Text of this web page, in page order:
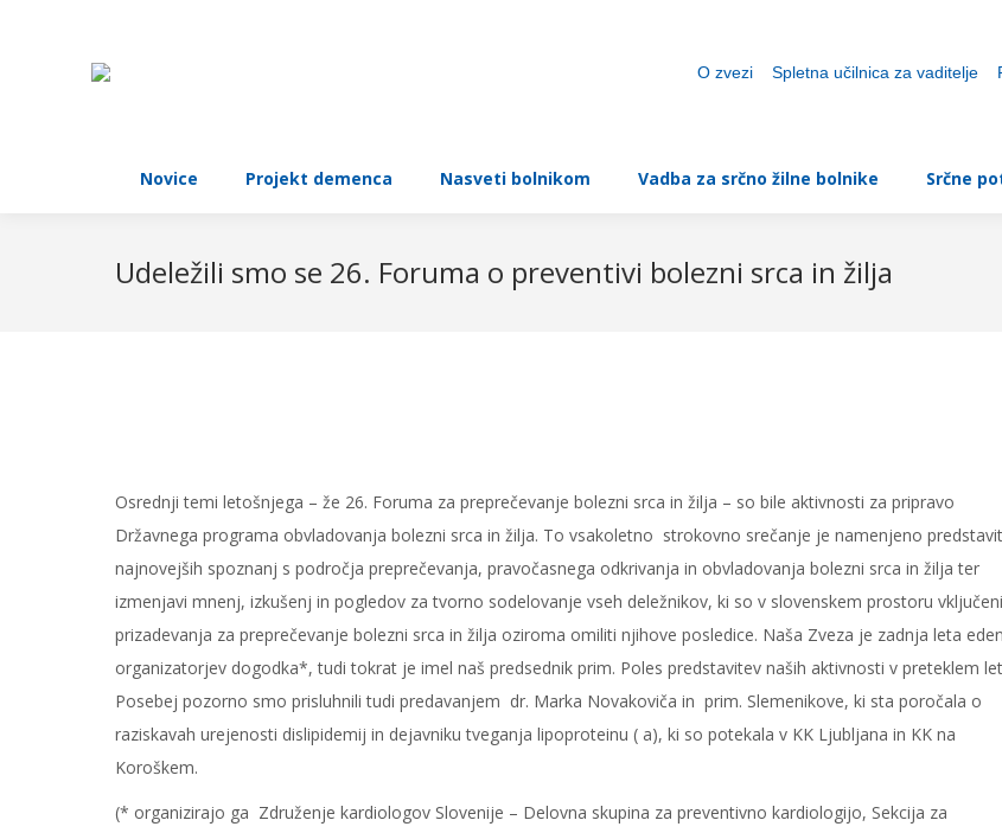
O zvezi Spletna učilnica za vaditelje
Novice Projekt demenca Nasveti bolnikom Vadba za srčno žilne bolnike Srčne
Udeležili smo se 26. Foruma o preventivi bolezni srca in žilja
Osrednji temi letošnjega – že 26. Foruma za preprečevanje bolezni srca in žilja – so bile aktivnosti za pripravo
Državnega programa obvladovanja bolezni srca in žilja. To vsakoletno strokovno srečanje je namenjeno
najnovejših spoznanj s področja preprečevanja, pravočasnega odkrivanja in obvladovanja bolezni srca in žilja ter
izmenjavi mnenj, izkušenj in pogledov za tvorno sodelovanje vseh deležnikov, ki so v slovenskem prostoru
prizadevanja za preprečevanje bolezni srca in žilja oziroma omiliti njihove posledice. Naša Zveza je zadnja leta
organizatorjev dogodka*, tudi tokrat je imel naš predsednik prim. Poles predstavitev naših aktivnosti v preteklem
Posebej pozorno smo prisluhnili tudi predavanjem dr. Marka Novakoviča in prim. Slemenikove, ki sta poročala o
raziskavah urejenosti dislipidemij in dejavniku tveganja lipoproteinu ( a), ki so potekala v KK Ljubljana in KK na
Koroškem.
(* organizirajo ga Združenje kardiologov Slovenije – Delovna skupina za preventivno kardiologijo, Sekcija za